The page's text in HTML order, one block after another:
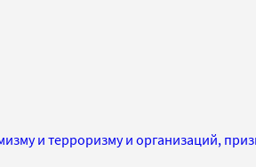
и терроризму и организаций,